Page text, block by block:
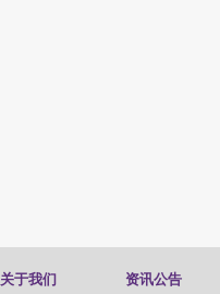
关于我们 资讯公告